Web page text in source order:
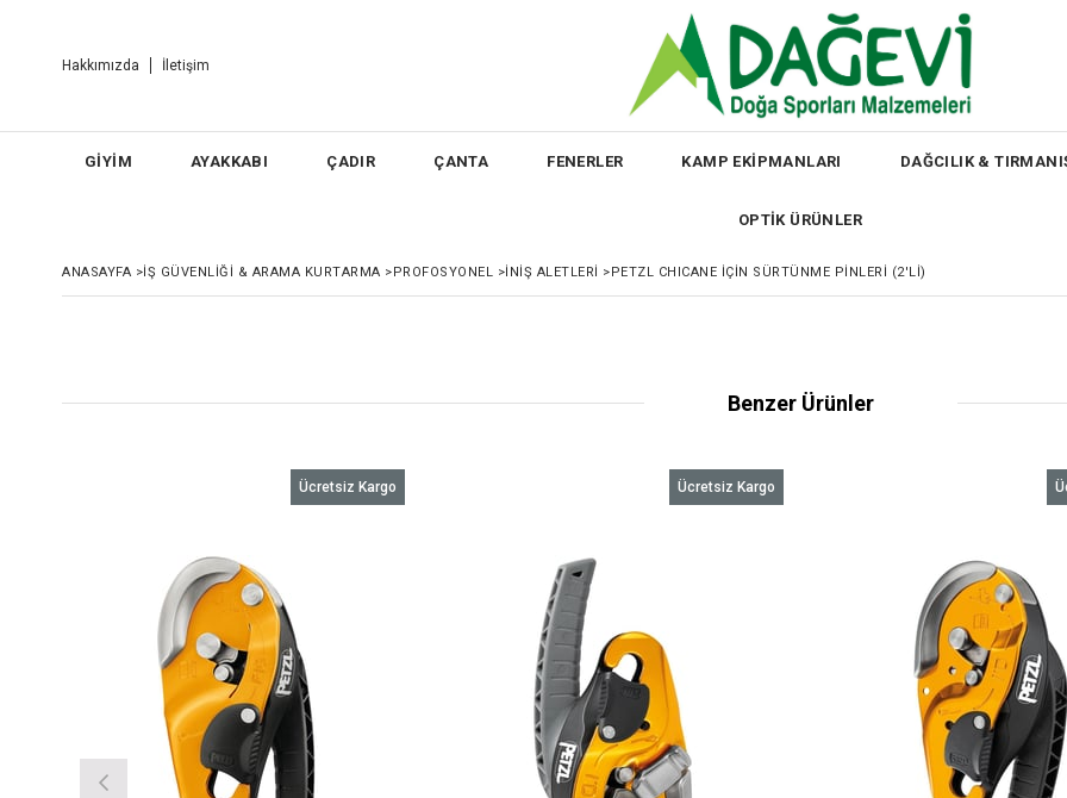
Hakkımızda İletişim
GİYİM AYAKKABI ÇADIR ÇANTA FENERLER KAMP EKİPMANLARI DAĞCILIK &
OPTİK ÜRÜNLER
ANASAYFA >İŞ GÜVENLİĞİ & ARAMA KURTARMA >PROFOSYONEL >İNIŞ ALETLERI >PETZL CHICANE İÇIN SÜRTÜNME PINLERI (2'LI)
Benzer Ürünler
Ücretsiz Kargo Ücretsiz Kargo